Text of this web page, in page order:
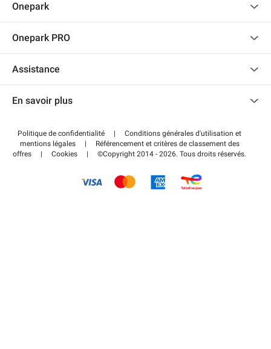
Onepark
Recrutement
Onepark PRO
Accéder à mon espace partenaire
Assistance
Centre d'aide
Régler votre stationnement FLOW
En savoir plus
Wiki
Guide du stationnement
Politique de confidentialité |
Conditions générales d'utilisation et
mentions légales
|
Référencement et critères de classement des
offres
| Cookies | ©Copyright 2014 - 2026. Tous droits réservés.